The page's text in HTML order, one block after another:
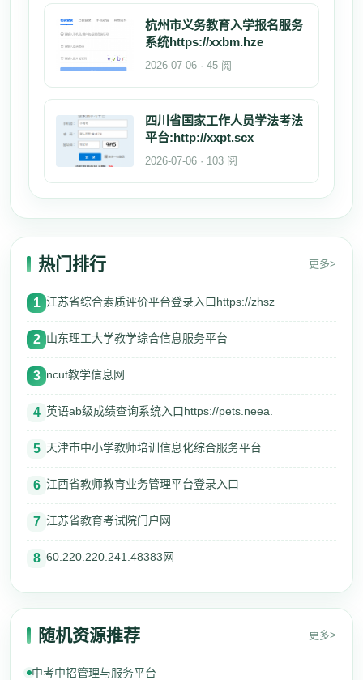
杭州市义务教育入学报名服务
系统https://xxbm.hze
2026-07-06 · 45 阅
四川省国家工作人员学法考法
平台:http://xxpt.scx
2026-07-06 · 103 阅
热门排行 更多>
1 江苏省综合素质评价平台登录入口https://zhsz
2 山东理工大学教学综合信息服务平台
3 ncut教学信息网
4 英语ab级成绩查询系统入口https://pets.neea.
5 天津市中小学教师培训信息化综合服务平台
6 江西省教师教育业务管理平台登录入口
7 江苏省教育考试院门户网
8 60.220.220.241.48383网
随机资源推荐 更多>
中考中招管理与服务平台